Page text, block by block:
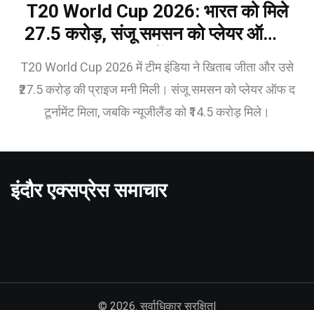
T20 World Cup 2026: भारत को मिले
₹27.5 करोड़, संजू समसन को प्लेयर ऑफ द
टूर्नामेंट
T20 World Cup 2026 में टीम इंडिया ने खिताब जीता और उसे
₹27.5 करोड़ की प्राइज मनी मिली। संजू समसन को प्लेयर ऑफ द
टूर्नामेंट मिला, जबकि न्यूजीलैंड को ₹14.5 करोड़ मिले।
इंदौर एक्सप्रेस समाचार
© 2026. सर्वाधिकार सुरक्षित|